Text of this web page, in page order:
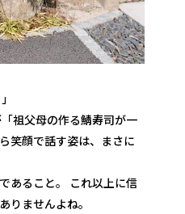
祖父母の作る鯖寿司が一
笑顔で話す姿は、まさに
あること。 これ以上に信
りませんよね。